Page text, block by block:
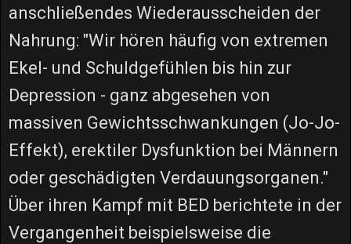
anschließendes Wiederausscheiden der
Nahrung: "Wir hören häufig von extremen
Ekel- und Schuldgefühlen bis hin zur
Depression - ganz abgesehen von
massiven Gewichtsschwankungen (Jo-Jo-
Effekt), erektiler Dysfunktion bei Männern
oder geschädigten Verdauungsorganen."
Über ihren Kampf mit BED berichtete in der
Vergangenheit beispielsweise die